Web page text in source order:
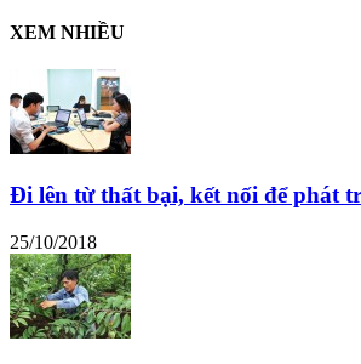
XEM NHIỀU
Đi lên từ thất bại, kết nối để phát
25/10/2018